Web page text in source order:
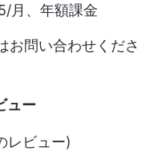
月、年額課金
お問い合わせくださ
ュー
レビュー)